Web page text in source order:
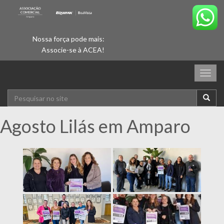
Nossa força pode mais:
Associe-se à ACEA!
Agosto Lilás em Amparo